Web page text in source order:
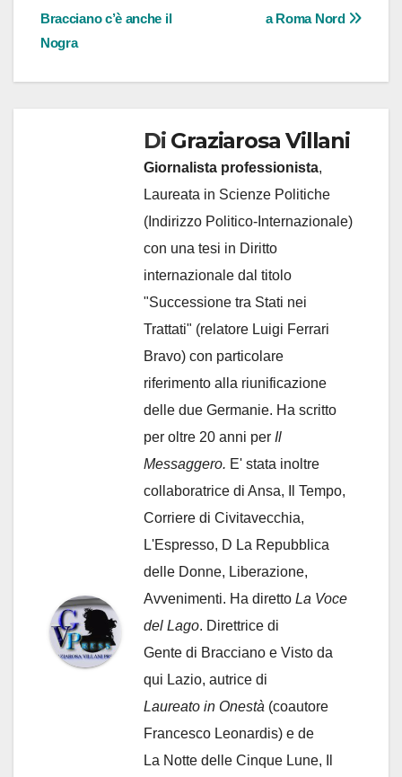
articoli
a Roma Nord
Bracciano c’è anche il
Nogra
Di Graziarosa Villani
Giornalista professionista,
Laureata in Scienze Politiche
(Indirizzo Politico-Internazionale)
con una tesi in Diritto
internazionale dal titolo
"Successione tra Stati nei
Trattati" (relatore Luigi Ferrari
Bravo) con particolare
riferimento alla riunificazione
delle due Germanie. Ha scritto
per oltre 20 anni per Il
Messaggero. E' stata inoltre
collaboratrice di Ansa, Il Tempo,
Corriere di Civitavecchia,
L'Espresso, D La Repubblica
delle Donne, Liberazione,
Avvenimenti. Ha diretto La Voce
del Lago. Direttrice di
Gente di Bracciano e Visto da
qui Lazio, autrice di
Laureato in Onestà (coautore
Francesco Leonardis) e de
La Notte delle Cinque Lune, Il